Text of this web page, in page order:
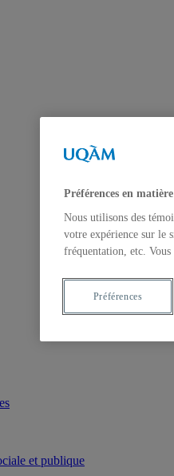
et publique
Préférences en
Nous utilisons des
votre expérience sur le
fréquentation, etc. Vous
Préférences